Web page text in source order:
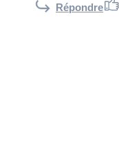
Répondre